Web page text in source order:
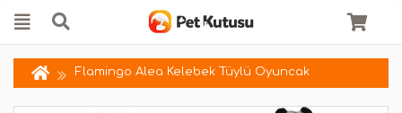
Flamingo Alea Kelebek Tüylü Oyuncak